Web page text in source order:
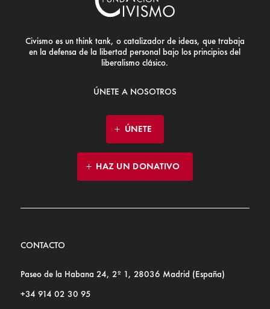
Civismo es un think tank, o catalizador de ideas, que trabaja
en la defensa de la libertad personal bajo los principios del
liberalismo clásico.
ÚNETE A NOSOTROS
ÚNETE
HAZ UN DONATIVO
CONTACTO
Paseo de la Habana 24, 2º 1, 28036 Madrid (España)
+34 914 02 30 95